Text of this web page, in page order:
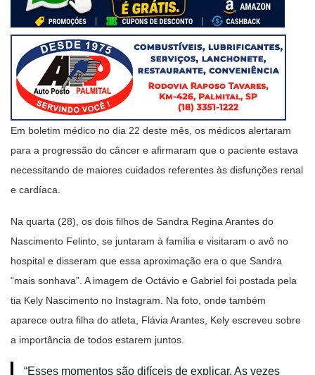
Em boletim médico no dia 22 deste mês, os médicos alertaram
para a progressão do câncer e afirmaram que o paciente estava
necessitando de maiores cuidados referentes às disfunções renal
e cardíaca.
Na quarta (28), os dois filhos de Sandra Regina Arantes do
Nascimento Felinto, se juntaram à família e visitaram o avô no
hospital e disseram que essa aproximação era o que Sandra
“mais sonhava”. A imagem de Octávio e Gabriel foi postada pela
tia Kely Nascimento no Instagram. Na foto, onde também
aparece outra filha do atleta, Flávia Arantes, Kely escreveu sobre
a importância de todos estarem juntos.
“Esses momentos são difíceis de explicar. As vezes